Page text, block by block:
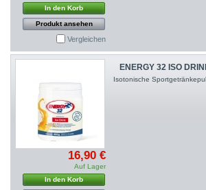
In den Korb
Produkt ansehen
Vergleichen
ENERGY 32 ISO
Isotonische
16,90 €
Auf Lager
In den Korb